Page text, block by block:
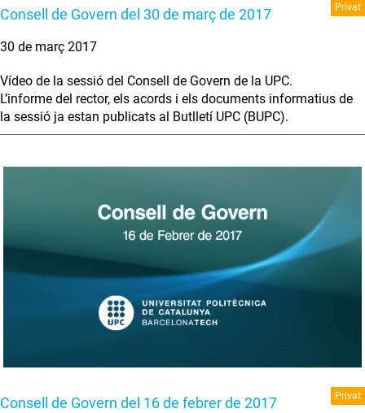
Consell de Govern del 30 de març de 2017 Privat
30 de març 2017
Vídeo de la sessió del Consell de Govern de la UPC.
L’informe del rector, els acords i els documents informatius de
la sessió ja estan publicats al Butlletí UPC (BUPC).
Consell de Govern del 16 de febrer de 2017 Privat